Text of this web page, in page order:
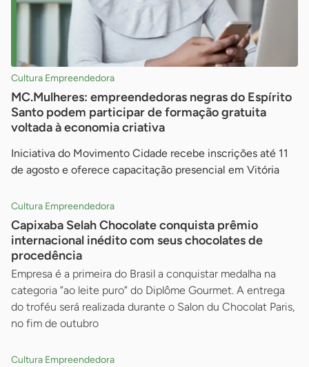
Cultura Empreendedora
MC.Mulheres: empreendedoras negras do Espírito
Santo podem participar de formação gratuita
voltada à economia criativa
Iniciativa do Movimento Cidade recebe inscrições até 11
de agosto e oferece capacitação presencial em Vitória
Cultura Empreendedora
Capixaba Selah Chocolate conquista prêmio
internacional inédito com seus chocolates de
procedência
Empresa é a primeira do Brasil a conquistar medalha na
categoria ”ao leite puro” do Diplôme Gourmet. A entrega
do troféu será realizada durante o Salon du Chocolat Paris,
no fim de outubro
Cultura Empreendedora